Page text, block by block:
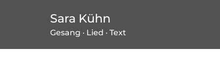
Sara Kühn
Gesang · Lied · Text